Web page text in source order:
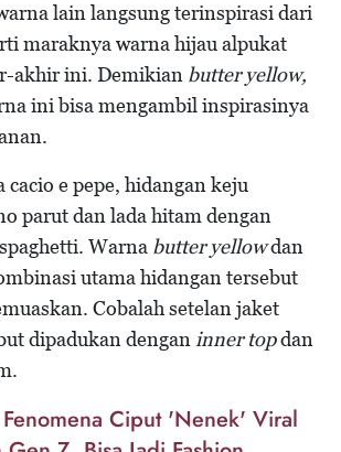
lain langsung terinspirasi dari
maraknya warna hijau alpukat
akhir ini. Demikian butter yellow,
ini bisa mengambil inspirasinya
e pepe, hidangan keju
parut dan lada hitam dengan
Warna butter yellowdan
utama hidangan tersebut
Cobalah setelan jaket
dipadukan dengan inner topdan
Fenomena Ciput 'Nenek' Viral